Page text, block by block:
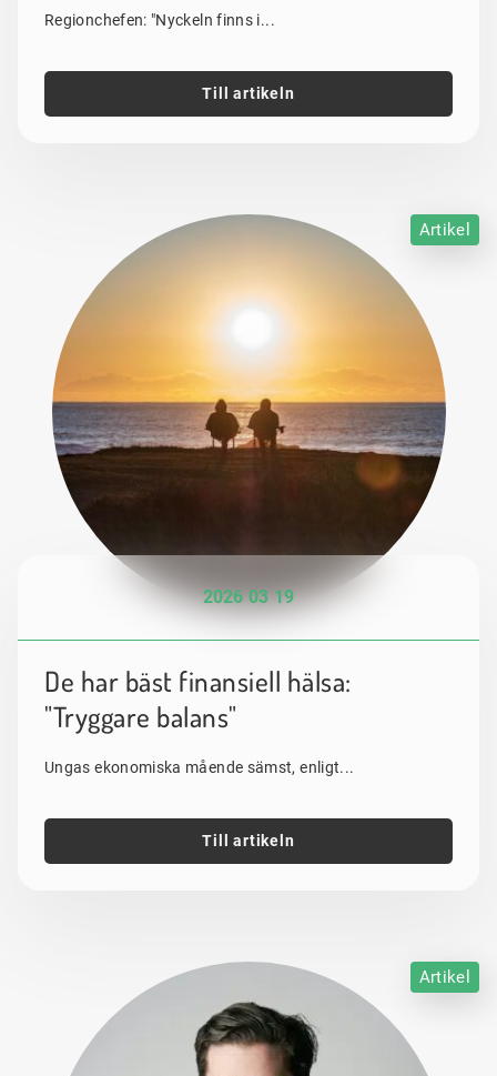
Regionchefen: "Nyckeln finns i...
Till artikeln
Artikel
2026 03 19
De har bäst finansiell hälsa:
"Tryggare balans"
Ungas ekonomiska mående sämst, enligt...
Till artikeln
Artikel